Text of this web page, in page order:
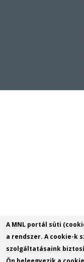
A MNL portál süti
a rendszer. A cookie-k
szolgáltatásaink